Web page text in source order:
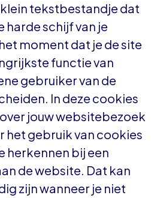
klein tekstbestandje dat
harde schijf van je
moment dat je de site
functie van
gebruiker van de
In deze cookies
jouw websitebezoek
het gebruik van cookies
herkennen bij een
de website. Dat kan
zijn wanneer je niet